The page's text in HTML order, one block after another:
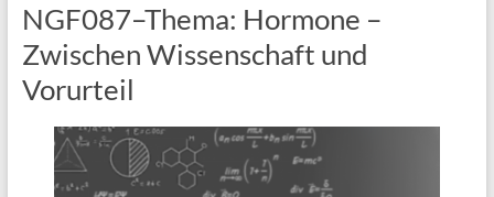
NGF087–Thema: Hormone –
Zwischen Wissenschaft und
Vorurteil